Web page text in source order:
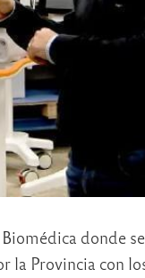
donde
Provincia con